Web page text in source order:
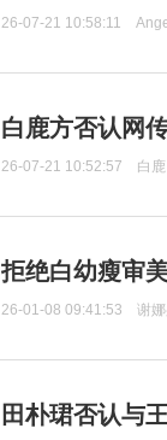
26-07-21 10:58:11
白鹿方否认网
26-07-21 10:52:57 白鹿
拒绝白幼瘦审
26-01-08 09:41:53 谢
田朴珺否认与